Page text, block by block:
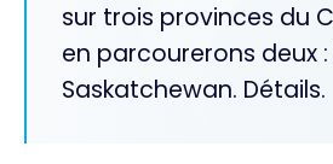
sur trois provinces du
en parcourerons deux
Saskatchewan. Détails.